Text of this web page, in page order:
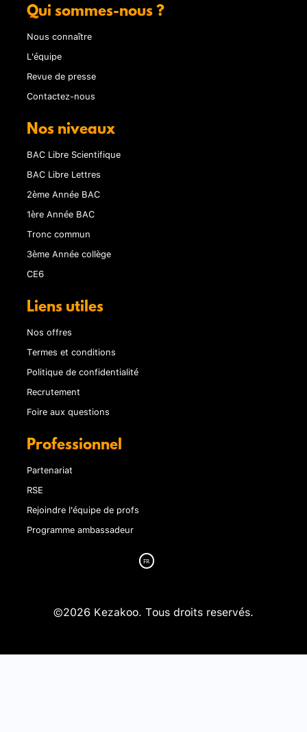
Qui sommes-nous ?
Nous connaître
L'équipe
Revue de presse
Contactez-nous
Nos niveaux
BAC Libre Scientifique
BAC Libre Lettres
2ème Année BAC
1ère Année BAC
Tronc commun
3ème Année collège
CE6
Liens utiles
Nos offres
Termes et conditions
Politique de confidentialité
Recrutement
Foire aux questions
Professionnel
Partenariat
RSE
Rejoindre l'équipe de profs
Programme ambassadeur
©2026 Kezakoo. Tous droits reservés.